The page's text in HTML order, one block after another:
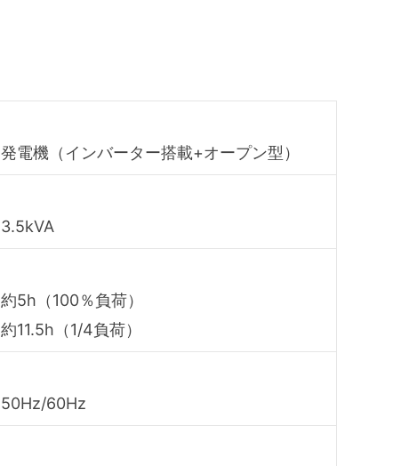
発電機（インバーター搭載+オープン型）
3.5kVA
約5h（100％負荷）
約11.5h（1/4負荷）
50Hz/60Hz